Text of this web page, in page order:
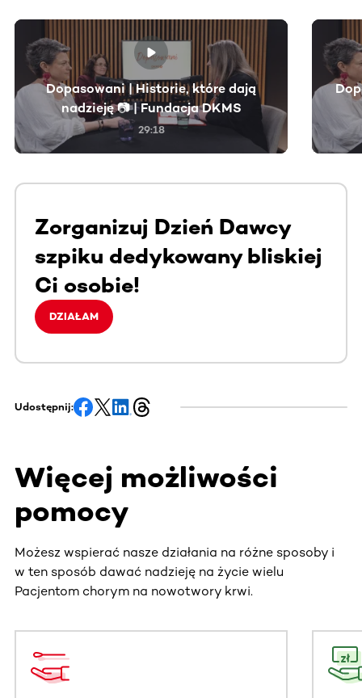
Ta sekcja zawiera treści przewijane w poziomie. Użyj
Dopasowani | Historie, które dają
nadzieję 📷 | Fundacja DKMS
29:18
Zorganizuj Dzień Dawcy
szpiku dedykowany bliskiej
Ci osobie!
DZIAŁAM
Udostępnij:
Więcej możliwości
pomocy
Możesz wspierać nasze działania na różne sposoby i
w ten sposób dawać nadzieję na życie wielu
Pacjentom chorym na nowotwory krwi.